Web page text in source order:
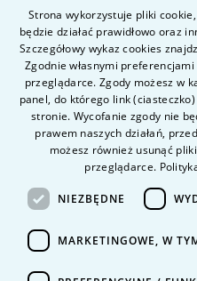
Nauka
Pytania i
Kariera
Dane
Strona wykorzystuje pliki
będzie działać prawidłowo oraz
Szczegółowy wykaz cookies
Zgodnie własnymi
przeglądarce. Zgody możesz w
panel, do którego link
stronie. Wycofanie zgody nie
prawem naszych działań,
możesz również usunąć
przeglądarce.
NIEZBĘDNE
MARKETINGOWE, W